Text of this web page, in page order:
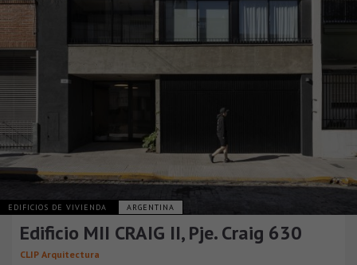
EDIFICIOS DE VIVIENDA ARGENTINA
Edificio MII CRAIG II, Pje. Craig 630
CLIP Arquitectura